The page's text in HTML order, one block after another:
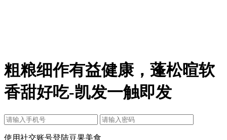
粗粮细作有益健康，蓬松暄软
香甜好吃-凯发一触即发
使用社交账号登陆豆果美食